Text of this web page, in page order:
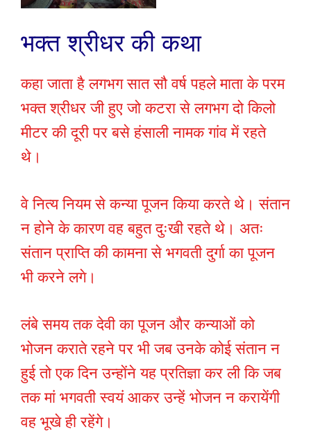
भक्त श्रीधर की कथा
कहा जाता है लगभग सात सौ वर्ष पहले माता के परम
भक्त श्रीधर जी हुए जो कटरा से लगभग दो किलो
मीटर की दूरी पर बसे हंसाली नामक गांव में रहते
थे।
वे नित्य नियम से कन्या पूजन किया करते थे। संतान
न होने के कारण वह बहुत दुःखी रहते थे। अतः
संतान प्राप्ति की कामना से भगवती दुर्गा का पूजन
भी करने लगे।
लंबे समय तक देवी का पूजन और कन्याओं को
भोजन कराते रहने पर भी जब उनके कोई संतान न
हुई तो एक दिन उन्होंने यह प्रतिज्ञा कर ली कि जब
तक मां भगवती स्वयं आकर उन्हें भोजन न करायेंगी
वह भूखे ही रहेंगे।